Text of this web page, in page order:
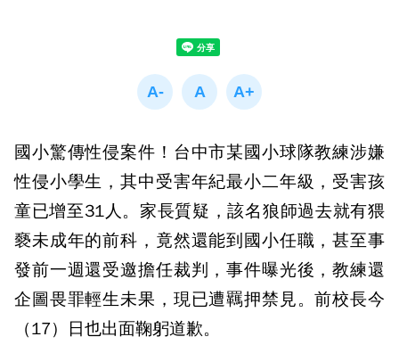
國小驚傳性侵案件！台中市某國小球隊教練涉嫌
性侵小學生，其中受害年紀最小二年級，受害孩
童已增至31人。家長質疑，該名狼師過去就有猥
褻未成年的前科，竟然還能到國小任職，甚至事
發前一週還受邀擔任裁判，事件曝光後，教練還
企圖畏罪輕生未果，現已遭羈押禁見。前校長今
（17）日也出面鞠躬道歉。